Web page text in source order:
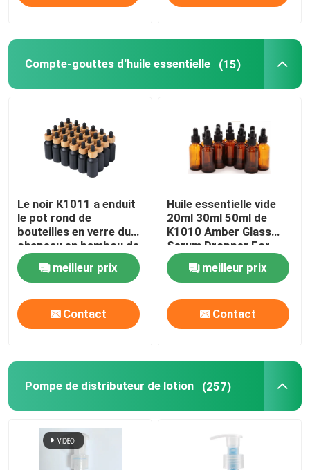
Compte-gouttes d'huile essentielle (15)
Le noir K1011 a enduit
le pot rond de
bouteilles en verre du
chapeau en bambou de
compte-gouttes
meilleur prix
Contact
Huile essentielle vide
20ml 30ml 50ml de
K1010 Amber Glass
Serum Dropper For
meilleur prix
Contact
Pompe de distributeur de lotion (257)